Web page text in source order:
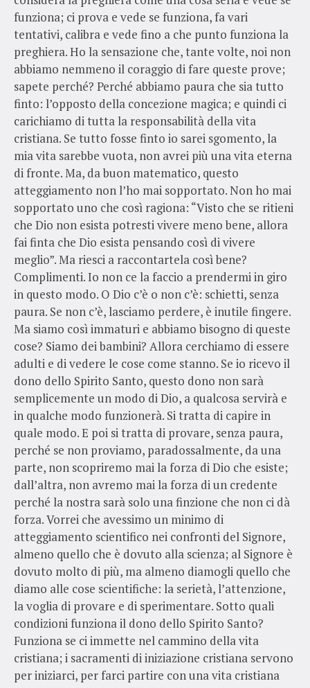
funziona; ci prova e vede se funziona, fa vari
tentativi, calibra e vede fino a che punto funziona la
preghiera. Ho la sensazione che, tante volte, noi non
abbiamo nemmeno il coraggio di fare queste prove;
sapete perché? Perché abbiamo paura che sia tutto
finto: l’opposto della concezione magica; e quindi ci
carichiamo di tutta la responsabilità della vita
cristiana. Se tutto fosse finto io sarei sgomento, la
mia vita sarebbe vuota, non avrei più una vita eterna
di fronte. Ma, da buon matematico, questo
atteggiamento non l’ho mai sopportato. Non ho mai
sopportato uno che così ragiona: “Visto che se ritieni
che Dio non esista potresti vivere meno bene, allora
fai finta che Dio esista pensando così di vivere
meglio”. Ma riesci a raccontartela così bene?
Complimenti. Io non ce la faccio a prendermi in giro
in questo modo. O Dio c’è o non c’è: schietti, senza
paura. Se non c’è, lasciamo perdere, è inutile fingere.
Ma siamo così immaturi e abbiamo bisogno di queste
cose? Siamo dei bambini? Allora cerchiamo di essere
adulti e di vedere le cose come stanno. Se io ricevo il
dono dello Spirito Santo, questo dono non sarà
semplicemente un modo di Dio, a qualcosa servirà e
in qualche modo funzionerà. Si tratta di capire in
quale modo. E poi si tratta di provare, senza paura,
perché se non proviamo, paradossalmente, da una
parte, non scopriremo mai la forza di Dio che esiste;
dall’altra, non avremo mai la forza di un credente
perché la nostra sarà solo una finzione che non ci dà
forza. Vorrei che avessimo un minimo di
atteggiamento scientifico nei confronti del Signore,
almeno quello che è dovuto alla scienza; al Signore è
dovuto molto di più, ma almeno diamogli quello che
diamo alle cose scientifiche: la serietà, l’attenzione,
la voglia di provare e di sperimentare. Sotto quali
condizioni funziona il dono dello Spirito Santo?
Funziona se ci immette nel cammino della vita
cristiana; i sacramenti di iniziazione cristiana servono
per iniziarci, per farci partire con una vita cristiana